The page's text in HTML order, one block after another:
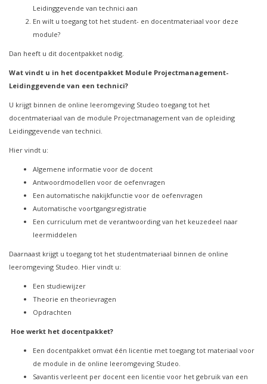
Leidinggevende van technici aan
En wilt u toegang tot het student- en docentmateriaal voor deze
module?
Dan heeft u dit docentpakket nodig.
Wat vindt u in het docentpakket Module Projectmanagement-
Leidinggevende van een technici?
U krijgt binnen de online leeromgeving Studeo toegang tot het
docentmateriaal van de module Projectmanagement van de opleiding
Leidinggevende van technici.
Hier vindt u:
Algemene informatie voor de docent
Antwoordmodellen voor de oefenvragen
Een automatische nakijkfunctie voor de oefenvragen
Automatische voortgangsregistratie
Een curriculum met de verantwoording van het keuzedeel naar
leermiddelen
Daarnaast krijgt u toegang tot het studentmateriaal binnen de online
leeromgeving Studeo. Hier vindt u:
Een studiewijzer
Theorie en theorievragen
Opdrachten
Hoe werkt het docentpakket?
Een docentpakket omvat één licentie met toegang tot materiaal voor
de module in de online leeromgeving Studeo.
Savantis verleent per docent een licentie voor het gebruik van een